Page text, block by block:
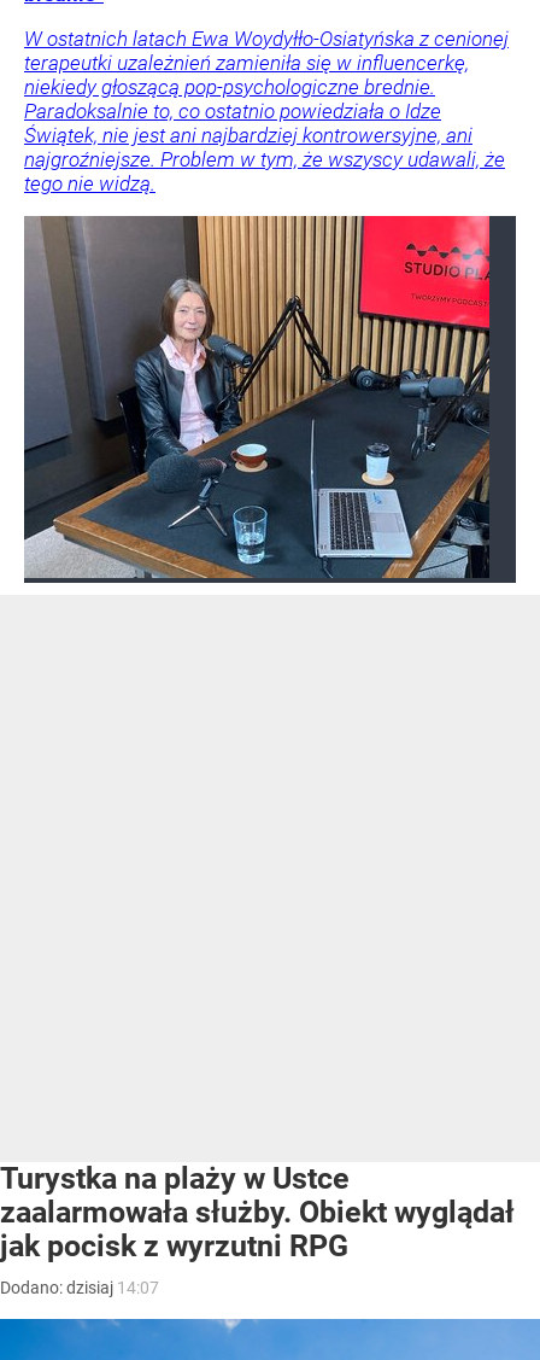
W ostatnich latach Ewa Woydyłło-Osiatyńska z cenionej
terapeutki uzależnień zamieniła się w influencerkę,
niekiedy głoszącą pop-psychologiczne brednie.
Paradoksalnie to, co ostatnio powiedziała o Idze
Świątek, nie jest ani najbardziej kontrowersyjne, ani
najgroźniejsze. Problem w tym, że wszyscy udawali, że
tego nie widzą.
Turystka na plaży w Ustce
zaalarmowała służby. Obiekt wyglądał
jak pocisk z wyrzutni RPG
Dodano:dzisiaj 14:07